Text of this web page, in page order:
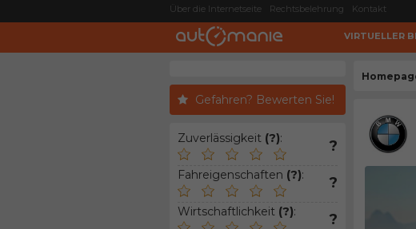
Über die Internetseite Rechtsbelehrung Kontakt
VIRTUELLER
Gefahren? Bewerten Sie!
Zuverlässigkeit (?): ?
Fahreigenschaften (?): ?
Wirtschaftlichkeit (?): ?